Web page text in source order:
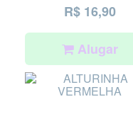
R$ 16,90
Alugar